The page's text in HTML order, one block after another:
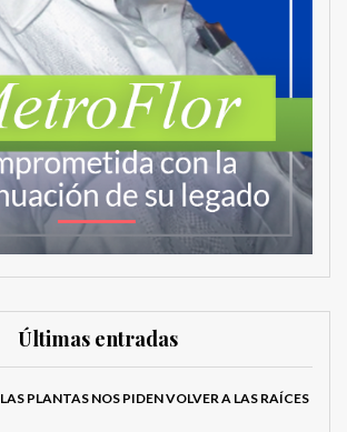
Últimas entradas
LAS PLANTAS NOS PIDEN VOLVER A LAS RAÍCES